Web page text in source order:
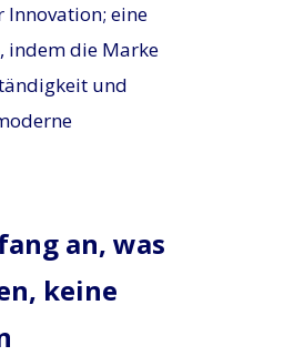
Innovation; eine
indem die Marke
und
an, was
keine